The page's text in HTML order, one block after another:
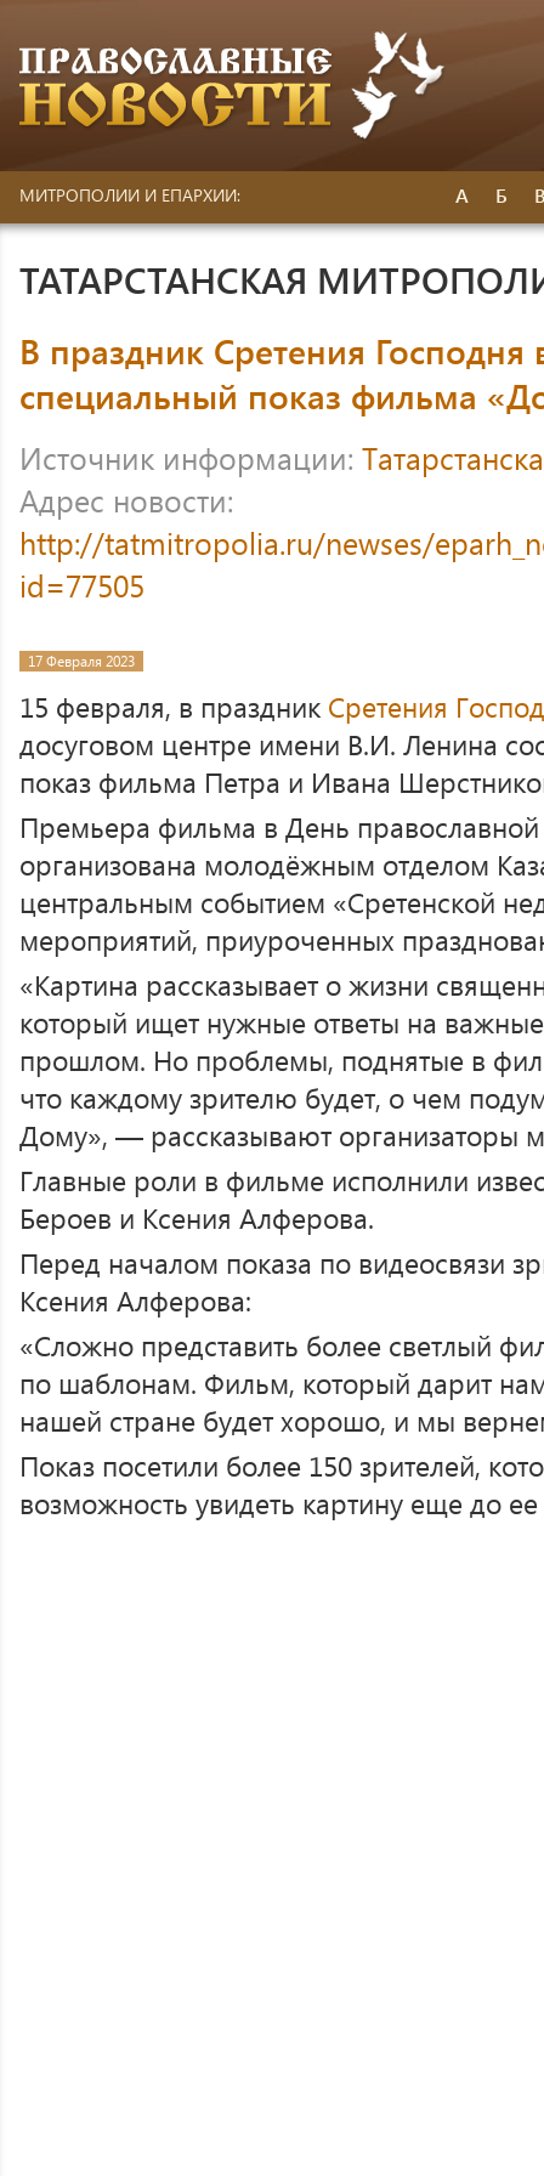
МИТРОПОЛИИ И ЕПАРХИИ: А Б
ТАТАРСТАНСКАЯ
В праздник Сретения Господня
специальный показ фильма
Источник информации:
Адрес новости:
http://tatmitropolia.ru/newses/
id=77505
17 Февраля 2023
15 февраля, в праздник Сретения
досуговом центре имени В.И. Ленина
показ фильма Петра и Ивана
Премьера фильма в День
организована молодёжным отделом
центральным событием «Сретенской
мероприятий, приуроченных
«Картина рассказывает о жизни
который ищет нужные ответы на
прошлом. Но проблемы, поднятые в
что каждому зрителю будет, о чем
Дому», — рассказывают организаторы
Главные роли в фильме исполнили
Бероев и Ксения Алферова.
Перед началом показа по видеосвязи
Ксения Алферова:
«Сложно представить более светлый
по шаблонам. Фильм, который дарит
нашей стране будет хорошо, и мы
Показ посетили более 150 зрителей,
возможность увидеть картину еще до